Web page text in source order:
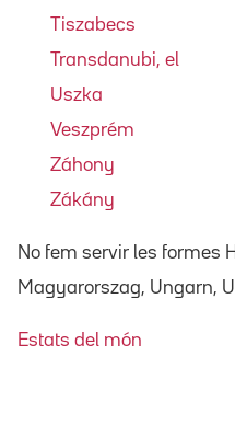
Tiszabecs
Transdanubi, el
Uszka
Veszprém
Záhony
Zákány
No fem servir les formes
Magyarorszag, Ungarn,
Estats del món